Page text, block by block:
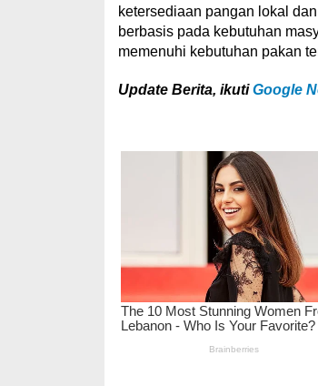
ketersediaan pangan lokal
berbasis pada kebutuhan
memenuhi kebutuhan pakan
Update Berita, ikutiGoogle